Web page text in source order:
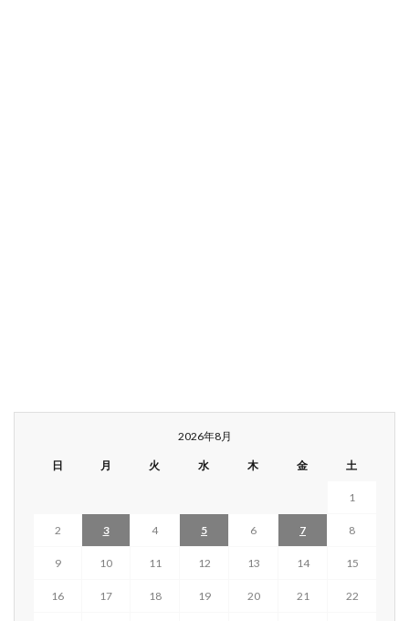
2026年8月
日 月 火 水 木 金 土
1
2 3 4 5 6 7 8
9 10 11 12 13 14 15
16 17 18 19 20 21 22